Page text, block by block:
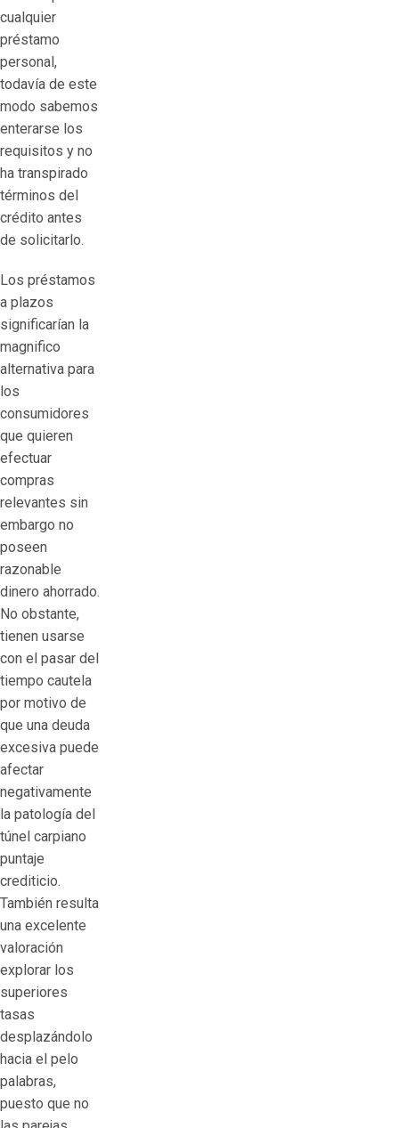
cualquier
préstamo
personal,
todavía de este
modo sabemos
enterarse los
requisitos y no
ha transpirado
términos del
crédito antes
de solicitarlo.
Los préstamos
a plazos
significarían la
magnifico
alternativa para
los
consumidores
que quieren
efectuar
compras
relevantes sin
embargo no
poseen
razonable
dinero ahorrado.
No obstante,
tienen usarse
con el pasar del
tiempo cautela
por motivo de
que una deuda
excesiva puede
afectar
negativamente
la patologí­a del
túnel carpiano
puntaje
crediticio.
También resulta
una excelente
valoración
explorar los
superiores
tasas
desplazándolo
hacia el pelo
palabras,
puesto que no